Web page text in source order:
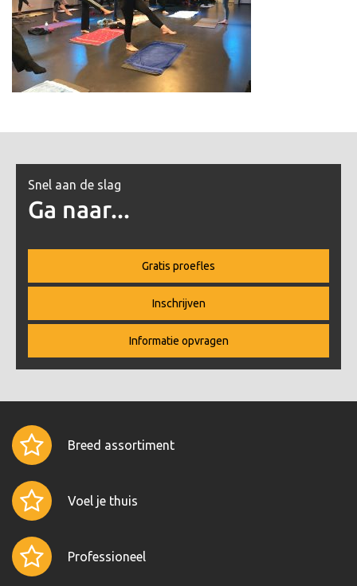
Snel aan de slag
Ga naar...
Gratis proefles
Inschrijven
Informatie opvragen
Breed assortiment
Voel je thuis
Professioneel